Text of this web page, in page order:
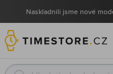
Naskladnili jsme nové